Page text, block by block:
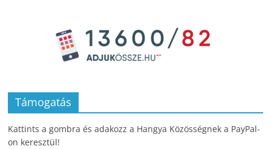
Támogatás
Kattints a gombra és adakozz a Hangya Közösségnek a PayPal-
on keresztül!